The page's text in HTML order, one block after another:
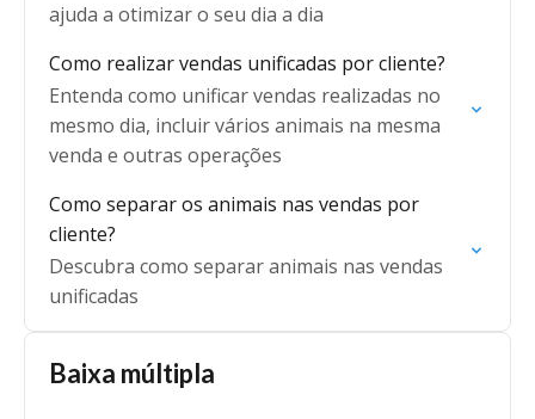
ajuda a otimizar o seu dia a dia
Como realizar vendas unificadas por cliente?
Entenda como unificar vendas realizadas no
mesmo dia, incluir vários animais na mesma
venda e outras operações
Como separar os animais nas vendas por
cliente?
Descubra como separar animais nas vendas
unificadas
Baixa múltipla